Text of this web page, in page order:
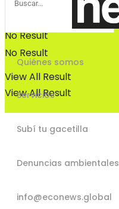
No Result
View All Result
No Result
View All Result
Quiénes somos
Servicios
Subí tu gacetilla
Denuncias ambientales
info@econews.global